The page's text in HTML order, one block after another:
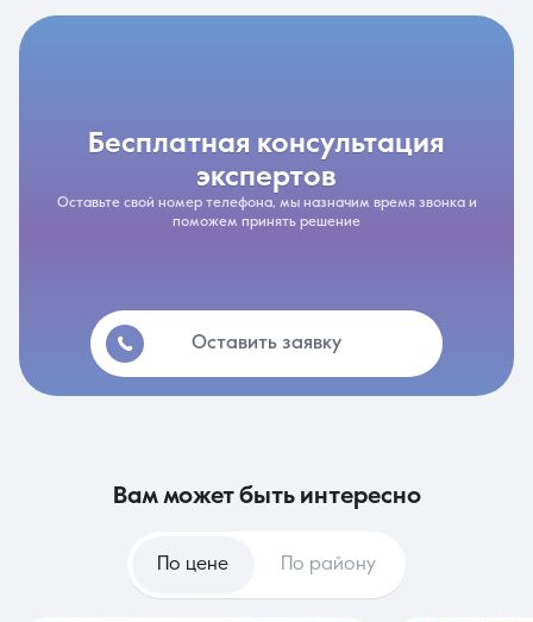
бесплатная консультация
экспертов
Оставьте свой номер телефона, мы назначим время звонка и
поможем принять решение
Оставить заявку
вам может быть интересно
По цене По району